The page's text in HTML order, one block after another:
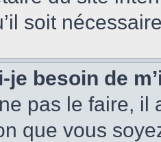
soit
je besoin de
pas le faire, il
que vous